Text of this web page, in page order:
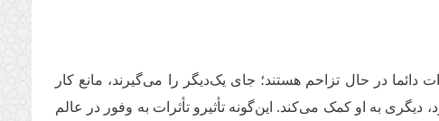
در حال تزاحم هستند؛ جای یک‌دیگر را می‌گیرند، مانع کار
دیگری به او کمک می‌کند. این‌گونه تأثیرو تأثرات به وفور در عالم